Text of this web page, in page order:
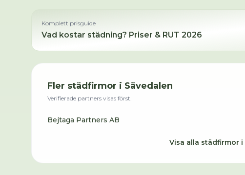
Komplett prisguide
Vad kostar städning? Priser & RUT 2026
Fler städfirmor i Sävedalen
Verifierade partners visas först.
Bejtaga Partners AB
Visa alla städfirmor i